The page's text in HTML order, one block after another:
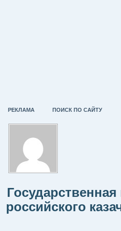
РЕКЛАМА ПОИСК ПО САЙТУ
российского